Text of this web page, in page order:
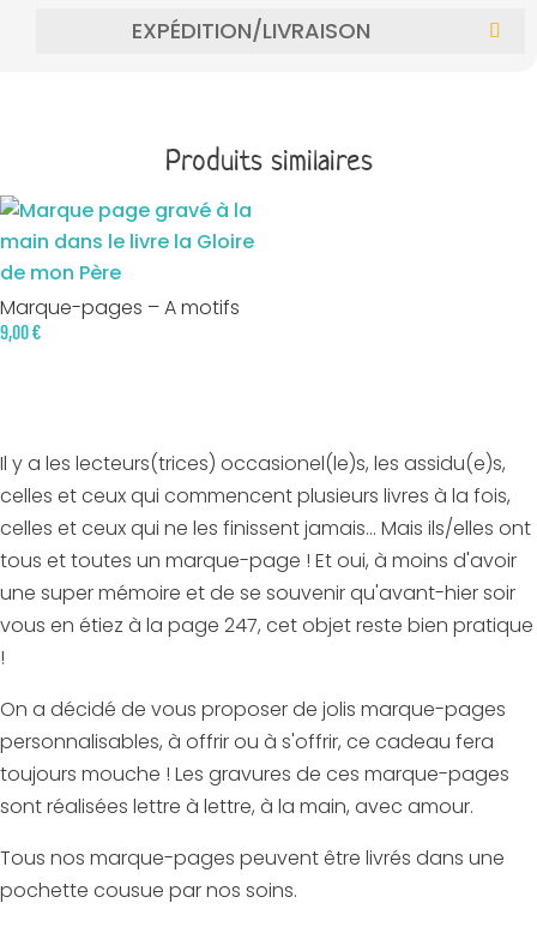
EXPÉDITION/LIVRAISON
Produits similaires
Marque-pages – A motifs
9,00€
Il y a les lecteurs(trices) occasionel(le)s, les assidu(e)s,
celles et ceux qui commencent plusieurs livres à la fois,
celles et ceux qui ne les finissent jamais... Mais ils/elles ont
tous et toutes un marque-page ! Et oui, à moins d'avoir
une super mémoire et de se souvenir qu'avant-hier soir
vous en étiez à la page 247, cet objet reste bien pratique
!
On a décidé de vous proposer de jolis marque-pages
personnalisables, à offrir ou à s'offrir, ce cadeau fera
toujours mouche ! Les gravures de ces marque-pages
sont réalisées lettre à lettre, à la main, avec amour.
Tous nos marque-pages peuvent être livrés dans une
pochette cousue par nos soins.